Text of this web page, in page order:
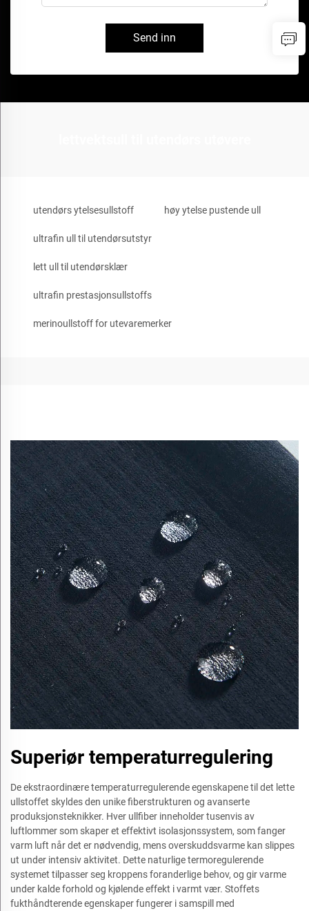
Send inn
utendørs ytelsesullstoff høy ytelse pustende ull
ultrafin ull til utendørsutstyr
lett ull til utendørsklær
ultrafin prestasjonsullstoffs
merinoullstoff for utevaremerker
Superiør temperaturregulering
De ekstraordinære temperaturregulerende egenskapene til det lette
ullstoffet skyldes den unike fiberstrukturen og avanserte
produksjonsteknikker. Hver ullfiber inneholder tusenvis av
luftlommer som skaper et effektivt isolasjonssystem, som fanger
varm luft når det er nødvendig, mens overskuddsvarme kan slippes
ut under intensiv aktivitet. Dette naturlige termoregulerende
systemet tilpasser seg kroppens foranderlige behov, og gir varme
under kalde forhold og kjølende effekt i varmt vær. Stoffets
fukthåndterende egenskaper fungerer i samspill med